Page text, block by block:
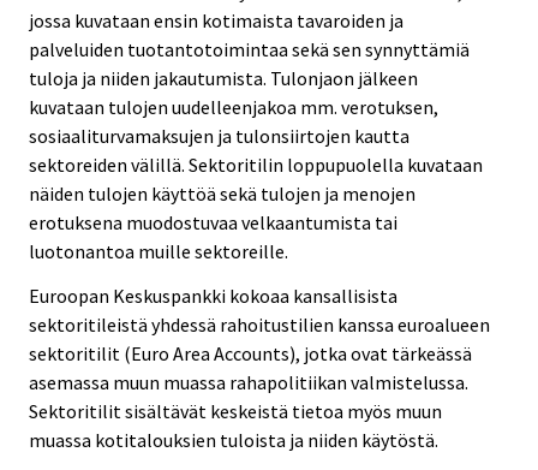
jossa kuvataan ensin kotimaista tavaroiden ja
palveluiden tuotantotoimintaa sekä sen synnyttämiä
tuloja ja niiden jakautumista. Tulonjaon jälkeen
kuvataan tulojen uudelleenjakoa mm. verotuksen,
sosiaaliturvamaksujen ja tulonsiirtojen kautta
sektoreiden välillä. Sektoritilin loppupuolella kuvataan
näiden tulojen käyttöä sekä tulojen ja menojen
erotuksena muodostuvaa velkaantumista tai
luotonantoa muille sektoreille.
Euroopan Keskuspankki kokoaa kansallisista
sektoritileistä yhdessä rahoitustilien kanssa euroalueen
sektoritilit (Euro Area Accounts), jotka ovat tärkeässä
asemassa muun muassa rahapolitiikan valmistelussa.
Sektoritilit sisältävät keskeistä tietoa myös muun
muassa kotitalouksien tuloista ja niiden käytöstä.